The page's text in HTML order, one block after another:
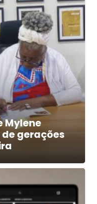
Mylene
gerações